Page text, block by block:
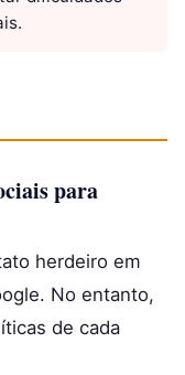
para
herdeiro em
No entanto,
de cada